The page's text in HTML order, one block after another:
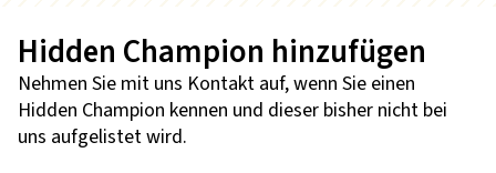
Hidden Champion hinzufügen
Nehmen Sie mit uns Kontakt auf, wenn Sie einen
Hidden Champion kennen und dieser bisher nicht bei
uns aufgelistet wird.